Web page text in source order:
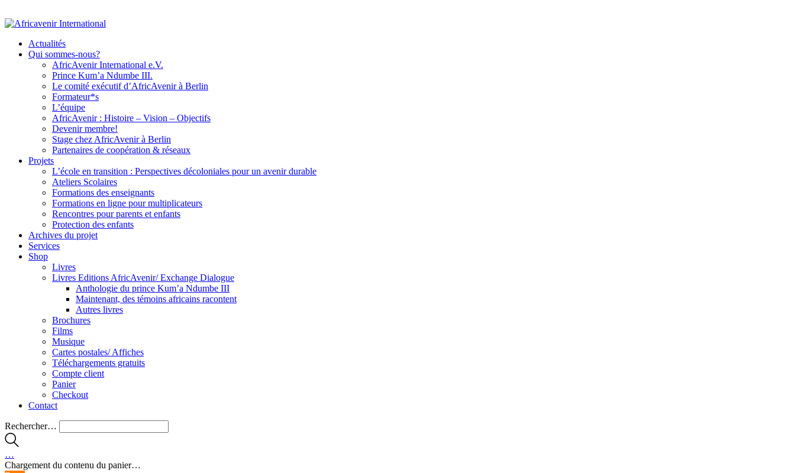
Actualités
Qui sommes-nous?
AfricAvenir International e.V.
Prince Kum’a Ndumbe III.
Le comité exécutif d’AfricAvenir à Berlin
Formateur*s
L’équipe
AfricAvenir : Histoire – Vision – Objectifs
Devenir membre!
Stage chez AfricAvenir à Berlin
Partenaires de coopération & réseaux
Projets
L’école en transition : Perspectives décoloniales pour un avenir durable
Ateliers Scolaires
Formations des enseignants
Formations en ligne pour multiplicateurs
Rencontres pour parents et enfants
Protection des enfants
Archives du projet
Services
Shop
Livres
Livres Editions AfricAvenir/ Exchange Dialogue
Anthologie du prince Kum’a Ndumbe III
Maintenant, des témoins africains racontent
Autres livres
Brochures
Films
Musique
Cartes postales/ Affiches
Téléchargements gratuits
Compte client
Panier
Checkout
Contact
Rechercher…
…
Chargement du contenu du panier…